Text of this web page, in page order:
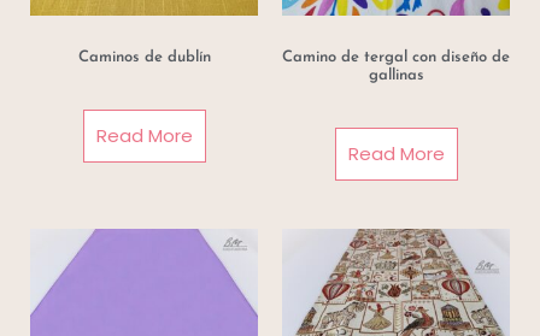
Caminos de dublín
Read More
Camino de tergal con diseño de
gallinas
Read More